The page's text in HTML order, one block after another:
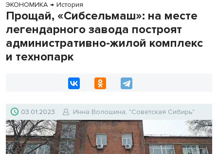
ЭКОНОМИКА → История
Прощай, «Сибсельмаш»: на месте
легендарного завода построят
административно-жилой комплекс
и технопарк
03.01.2023 Инна Волошина, "Советская Сибирь"